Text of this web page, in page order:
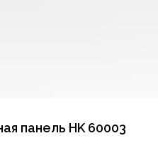
панель HK 60003